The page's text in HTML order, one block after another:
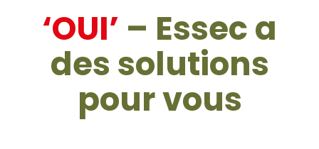
‘OUI’ – Essec a
des solutions
pour vous